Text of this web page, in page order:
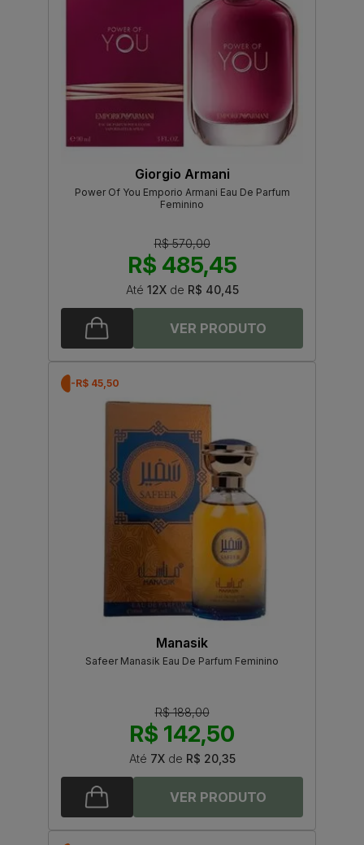
Giorgio Armani
Power Of You Emporio Armani Eau De Parfum
Feminino
R$ 570,00
R$ 485,45
Até 12Xde R$ 40,45
-R$ 45,50
Manasik
Safeer Manasik Eau De Parfum Feminino
R$ 188,00
R$ 142,50
Até 7Xde R$ 20,35